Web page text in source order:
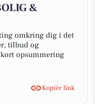
&
omkring dig i det
tilbud og
opsummering
Kopiér link